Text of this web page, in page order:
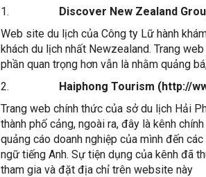
1. Discover New Zealand
Web site du lịch của Công ty Lữ hành
khách du lịch nhất Newzealand. Trang
phần quan trọng hơn vẫn là nhằm quảng
2. Haiphong Tourism (http://
Trang web chính thức của sở du lịch Hải
thành phố cảng, ngoài ra, đây là kênh
quảng cáo doanh nghiệp của mình đến
ngữ tiếng Anh. Sự tiện dụng của kênh đã
tham gia và đặt địa chỉ trên website này